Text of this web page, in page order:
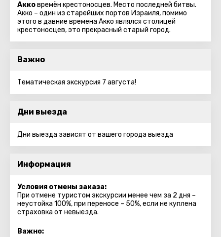
Акковремён крестоносцев. Место последней битвы.
Акко – один из старейших портов Израиля, помимо
этого в давние времена Акко являлся столицей
крестоносцев, это прекрасный старый город.
Важно
Тематическая экскурсия 7 августа!
Дни выезда
Дни выезда зависят от вашего города выезда
Информация
Условия отмены заказа:
При отмене туристом экскурсии менее чем за 2 дня –
неустойка 100%, при переносе – 50%, если не куплена
страховка от невыезда.
Важно: